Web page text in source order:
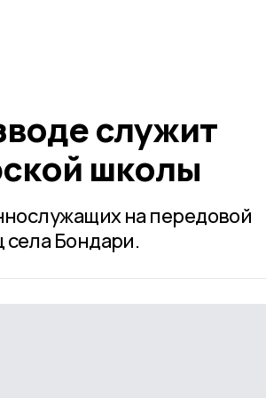
служит
школы
на передовой
Бондари.